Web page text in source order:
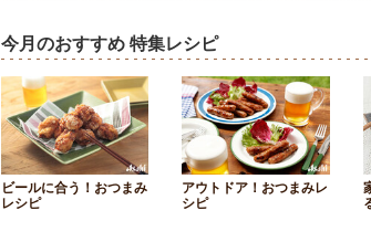
今月のおすすめ 特集レシピ
ビールに合う！おつまみ
レシピ
アウトドア！おつまみレ
シピ